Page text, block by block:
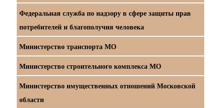
Федеральная служба по надзору в сфере защиты прав
потребителей и благополучия человека
Министерство транспорта МО
Министерство строительного комплекса МО
Министерство имущественных отношений Московской
области